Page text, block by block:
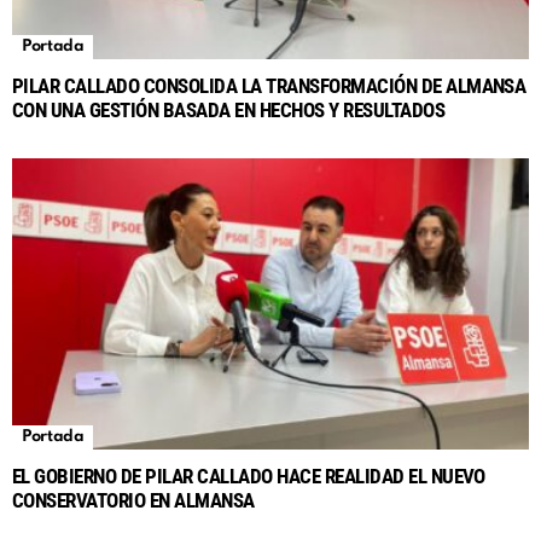
Portada
PILAR CALLADO CONSOLIDA LA TRANSFORMACIÓN DE ALMANSA
CON UNA GESTIÓN BASADA EN HECHOS Y RESULTADOS
Portada
EL GOBIERNO DE PILAR CALLADO HACE REALIDAD EL NUEVO
CONSERVATORIO EN ALMANSA